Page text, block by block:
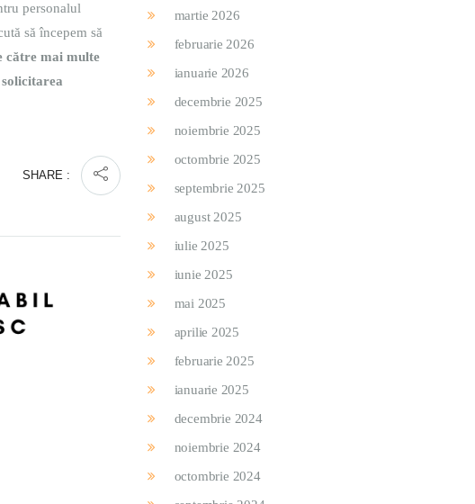
personalul
să începem să
către mai multe
SHARE :
martie 2026
februarie 2026
ianuarie 2026
decembrie 2025
noiembrie 2025
octombrie 2025
septembrie 2025
august 2025
iulie 2025
iunie 2025
mai 2025
aprilie 2025
februarie 2025
ianuarie 2025
decembrie 2024
noiembrie 2024
octombrie 2024